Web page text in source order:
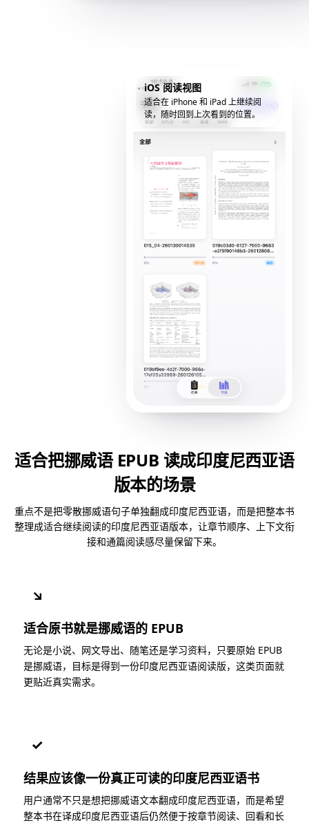
iOS 阅读视图
适合在 iPhone 和 iPad 上继续阅
读，随时回到上次看到的位置。
适合把挪威语 EPUB 读成印度尼西亚语
版本的场景
重点不是把零散挪威语句子单独翻成印度尼西亚语，而是把整本书
整理成适合继续阅读的印度尼西亚语版本，让章节顺序、上下文衔
接和通篇阅读感尽量保留下来。
↘
适合原书就是挪威语的 EPUB
无论是小说、网文导出、随笔还是学习资料，只要原始 EPUB
是挪威语，目标是得到一份印度尼西亚语阅读版，这类页面就
更贴近真实需求。
✓
结果应该像一份真正可读的印度尼西亚语书
用户通常不只是想把挪威语文本翻成印度尼西亚语，而是希望
整本书在译成印度尼西亚语后仍然便于按章节阅读、回看和长